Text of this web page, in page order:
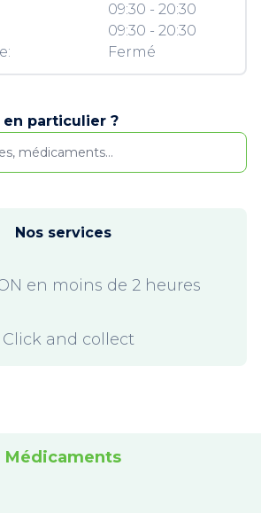
09:30 - 20:30
09:30 - 20:30
Fermé
particulier ?
Nos services
en moins de 2 heures
Click and collect
Médicaments